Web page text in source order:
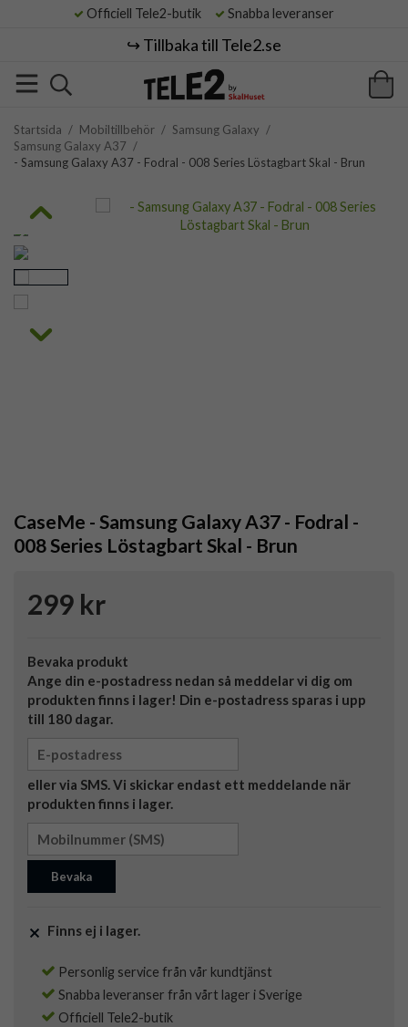
Officiell Tele2-butik Snabba leveranser
↪️ Tillbaka till Tele2.se
Startsida / Mobiltillbehör / Samsung Galaxy /
Samsung Galaxy A37 /
- Samsung Galaxy A37 - Fodral - 008 Series Löstagbart Skal - Brun
CaseMe - Samsung Galaxy A37 - Fodral -
008 Series Löstagbart Skal - Brun
299 kr
Bevaka produkt
Ange din e-postadress nedan så meddelar vi dig om
produkten finns i lager! Din e-postadress sparas i upp
till 180 dagar.
eller via SMS. Vi skickar endast ett meddelande när
produkten finns i lager.
Bevaka
Finns ej i lager.
Personlig service från vår kundtjänst
Snabba leveranser från vårt lager i Sverige
Officiell Tele2-butik